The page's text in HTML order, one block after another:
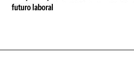
futuro laboral